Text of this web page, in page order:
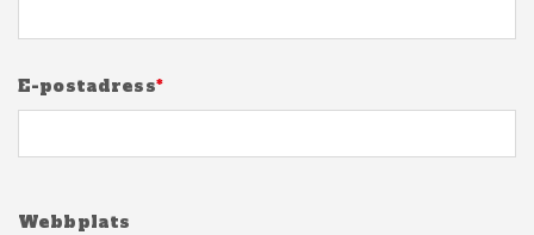
E-postadress*
Webbplats